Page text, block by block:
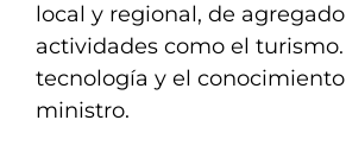
local y regional, de
actividades como el
tecnología y el
ministro.